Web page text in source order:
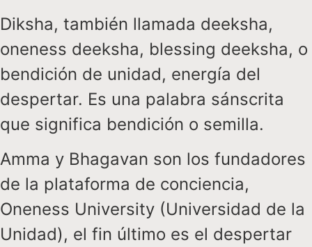
Diksha, también llamada deeksha,
oneness deeksha, blessing deeksha, o
bendición de unidad, energía del
despertar. Es una palabra sánscrita
que significa bendición o semilla.
Amma y Bhagavan son los fundadores
de la plataforma de conciencia,
Oneness University (Universidad de la
Unidad), el fin último es el despertar